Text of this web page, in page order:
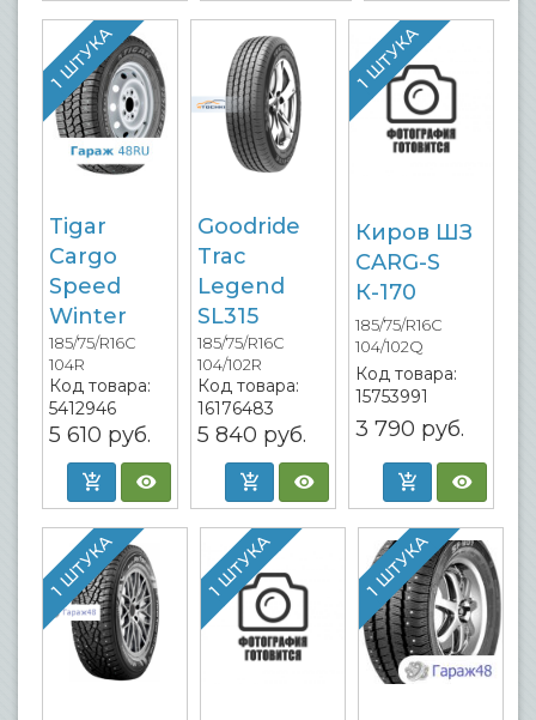
1 ШТУКА
Tigar
Cargo
Speed
Winter
185/75/R16C
104R
Код товара:
5412946
5 610 руб.
Goodride
Trac
Legend
SL315
185/75/R16C
104/102R
Код товара:
16176483
5 840 руб.
1 ШТУКА
Киров ШЗ
CARG-S
К-170
185/75/R16C
104/102Q
Код товара:
15753991
3 790 руб.
1 ШТУКА 1 ШТУКА 1 ШТУКА